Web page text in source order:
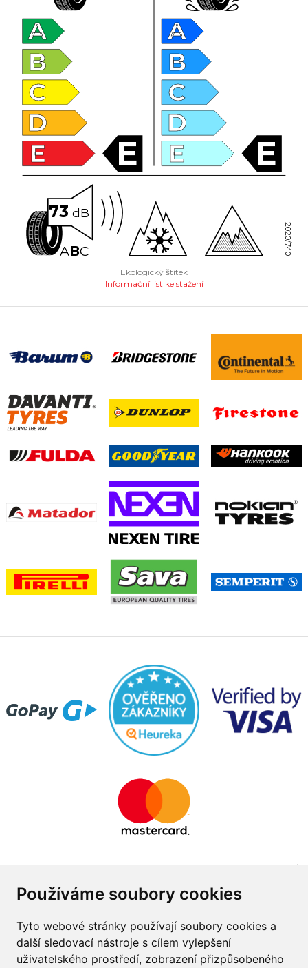
Používáme soubory cookies
Tyto webové stránky používají soubory cookies a
další sledovací nástroje s cílem vylepšení
uživatelského prostředí, zobrazení přizpůsobeného
A
B
C
D
E
E
A
B
C
D
E
E
73 dB
ABC 2020/740
Ekologický štítek
Informační list ke stažení
Tento projekt byl realizován za finanční podpory z prostředků
obchodu v programu The Country for the Future